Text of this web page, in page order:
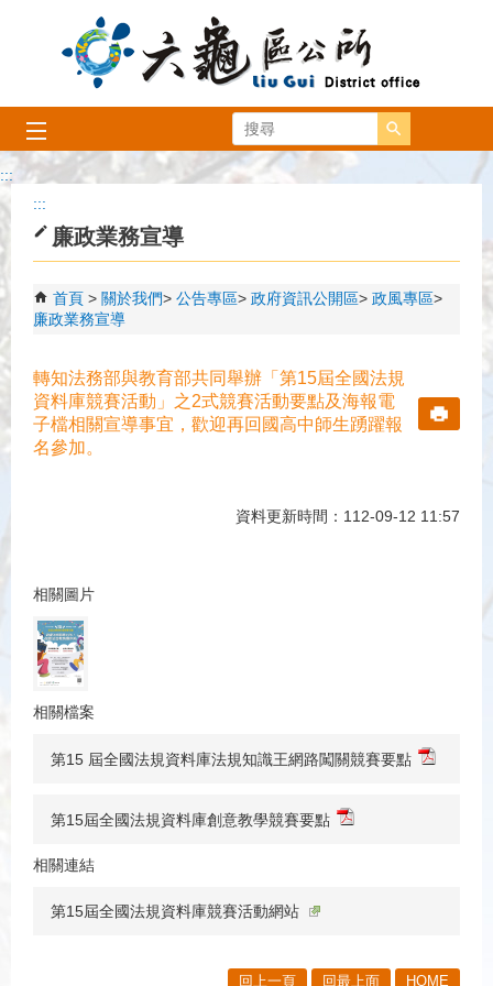
跳到主要內容區塊
搜尋
:::
:::
廉政業務宣導
首頁 關於我們 公告專區 政府資訊公開區
政風專區
廉政業務宣導
轉知法務部與教育部共同舉辦「第15屆全國法規
資料庫競賽活動」之2式競賽活動要點及海報電
子檔相關宣導事宜，歡迎再回國高中師生踴躍報
名參加。
資料更新時間：112-09-12 11:57
相關圖片
相關檔案
第15 屆全國法規資料庫法規知識王網路闖關競賽要點
第15屆全國法規資料庫創意教學競賽要點
相關連結
第15屆全國法規資料庫競賽活動網站
回上一頁 回最上面 HOME